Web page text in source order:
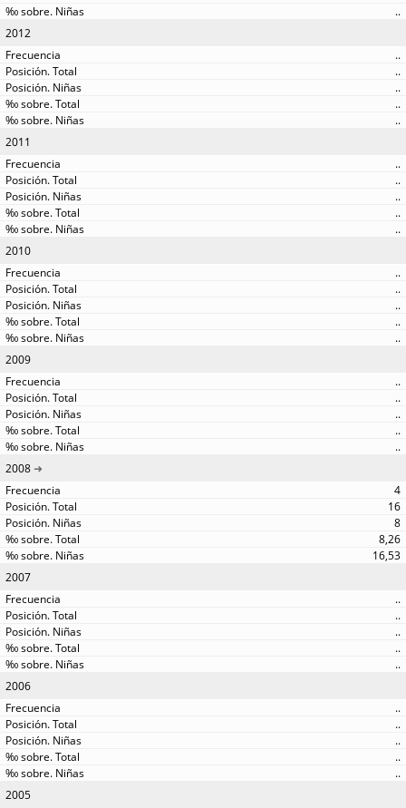
..
2012
..
..
..
..
..
2011
..
..
..
..
..
2010
..
..
..
..
..
2009
..
..
..
..
..
2008
4
16
8
8,26
16,53
2007
..
..
..
..
..
2006
..
..
..
..
..
2005